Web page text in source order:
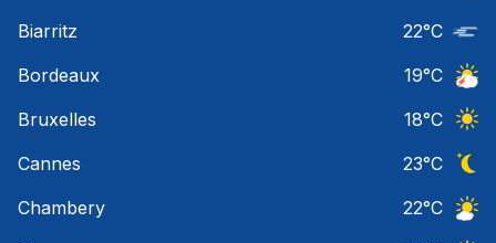
Biarritz
22°C
Bordeaux
19°C
Bruxelles
18°C
Cannes
23°C
Chambery
22°C